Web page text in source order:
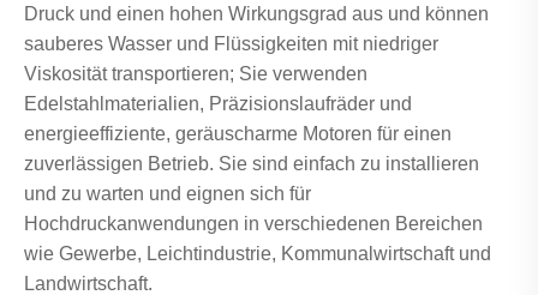
Druck und einen hohen Wirkungsgrad aus und können
sauberes Wasser und Flüssigkeiten mit niedriger
Viskosität transportieren; Sie verwenden
Edelstahlmaterialien, Präzisionslaufräder und
energieeffiziente, geräuscharme Motoren für einen
zuverlässigen Betrieb. Sie sind einfach zu installieren
und zu warten und eignen sich für
Hochdruckanwendungen in verschiedenen Bereichen
wie Gewerbe, Leichtindustrie, Kommunalwirtschaft und
Landwirtschaft.